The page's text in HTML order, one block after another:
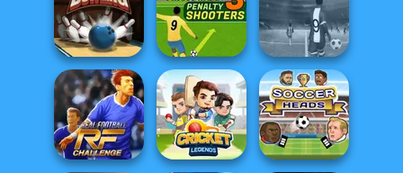
Fierce Shot
Goalkeeper Wiz
Troll Boxing
Apex Football
Battle
Penalty Shooters
3
3D Bowling